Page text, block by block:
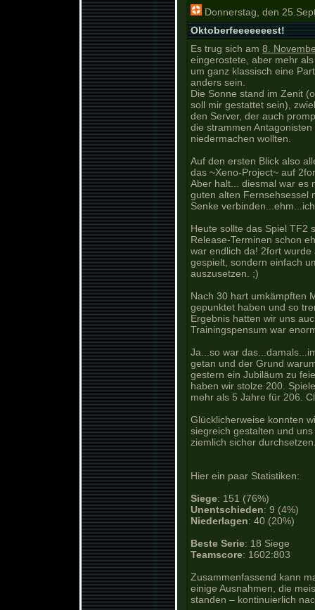
Donnerstag, den
Oktoberfeeeeeeest!
Es trug sich am 8.
eingerostete, aber mehr
um ganz klassisch eine
anders sein.
Die Sonne stand im Zenit
soll mir gestattet sein),
den Server, der auch
die strammen
niedermachen wollten.
Auf den ersten Blick also
das ~Xeno-Project~ auf
Aber halt... diesmal war es
guten alten Fernsehsessel
Senke
Heute sollte das Spiel TF2
Release-Terminen schon
war endlich da! 2fort
gespielt, sondern einfach
auszusetzen. ;)
Nach 30 hart umkämpften
gepunktet haben und so
Ergebnis hatten wir uns
Trainingspensum war
Ja...so war
getan und der Grund
gestern ein Jubiläum zu
haben wir stolze 200.
mehr als 5 Jahre für 206.
Glücklicherweise konnten
siegreich gestalten und
ziemlich sicher
Hier ein paar Statistiken:
Siege: 151 (76%)
Unentschieden: 9 (4%)
Niederlagen: 40 (20%)
Beste Serie: 18 Siege
Teamscore: 1602:803
Zusammenfassend kann
einige Ausnahmen, die
standen – kontinuierlich